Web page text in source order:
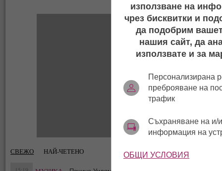
СВЕЖО НАЙ-ЧЕТЕНО
използване на
чрез бисквитки и
да подобрим
нашия сайт, да
използвате и за
Персонализирана
преброяване на
трафик
Съхраняване на и/
информация на
ОБЩИ УСЛОВИЯ